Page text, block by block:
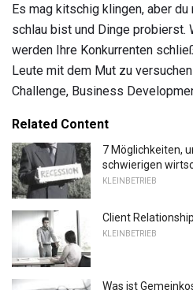
Es mag kitschig klingen, aber
schlau bist und Dinge probierst.
werden Ihre Konkurrenten
Leute mit dem Mut zu
Challenge, Business
Related Content
7 Möglichkeiten,
schwierigen
KLEINBETRIEB
Client
KLEINBETRIEB
Was ist